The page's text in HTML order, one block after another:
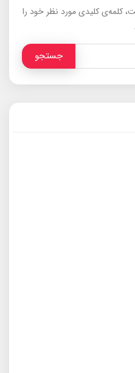
کلمه‌ی کلیدی مورد نظر خود را
جستجو